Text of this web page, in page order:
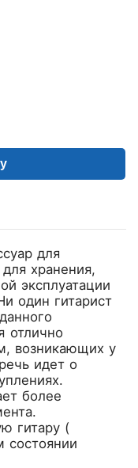
для
хранения,
эксплуатации
один гитарист
отлично
возникающих у
идет о
более
гитару (
состоянии